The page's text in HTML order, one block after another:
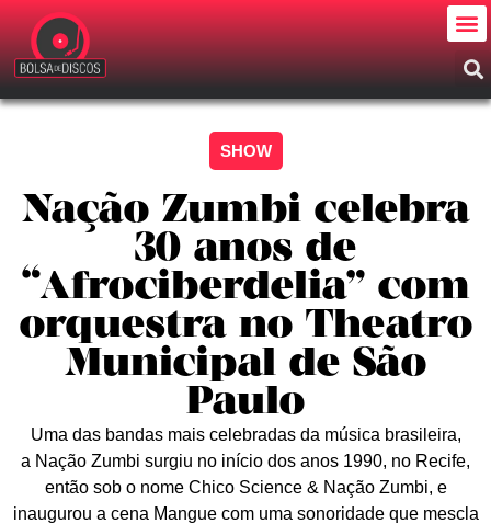
SHOW
Nação Zumbi celebra
30 anos de
“Afrociberdelia” com
orquestra no Theatro
Municipal de São
Paulo
Uma das bandas mais celebradas da música brasileira,
a Nação Zumbi surgiu no início dos anos 1990, no Recife,
então sob o nome Chico Science & Nação Zumbi, e
inaugurou a cena Mangue com uma sonoridade que mescla